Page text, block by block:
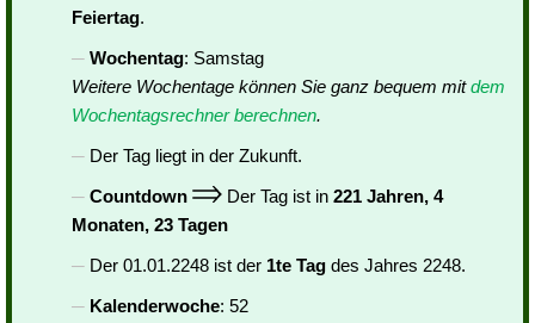
Feiertag.
Wochentag: Samstag
Weitere Wochentage können Sie ganz bequem mitdem
Wochentagsrechner berechnen.
Der Tag liegt in der Zukunft.
Countdown
Der Tag ist in 221 Jahren, 4
Monaten, 23 Tagen
Der 01.01.2248 ist der 1te Tag des Jahres 2248.
Kalenderwoche: 52